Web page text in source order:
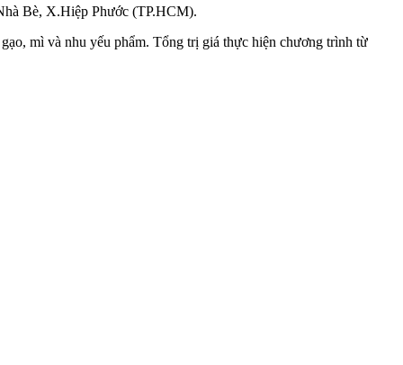
Bè, X.Hiệp Phước (TP.HCM).
mì và nhu yếu phẩm. Tổng trị giá thực hiện chương trình từ